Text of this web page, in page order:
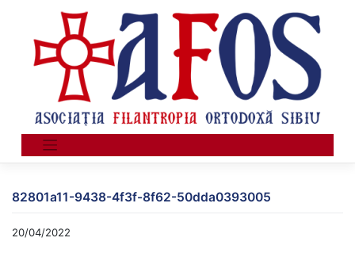
content
82801a11-9438-4f3f-8f62-50dda0393005
20/04/2022